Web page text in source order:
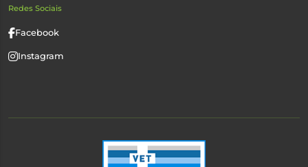
Redes Sociais
Facebook
Instagram